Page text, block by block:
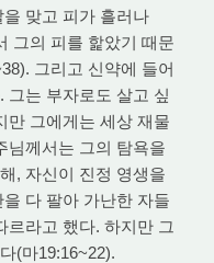
맞고 피가 흘러나
그의 피를 핥았기 때문
그리고 신약에 들어
그는 부자로도 살고 싶
만 그에게는 세상 재물
님께서는 그의 탐욕을
, 자신이 진정 영생을
다 팔아 가난한 자들
르라고 했다. 하지만 그
(마19:16~22).